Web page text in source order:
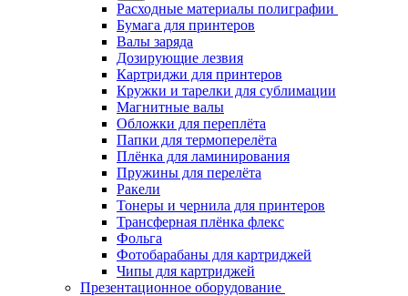
Расходные материалы полиграфии
Бумага для принтеров
Валы заряда
Дозирующие лезвия
Картриджи для принтеров
Кружки и тарелки для сублимации
Магнитные валы
Обложки для переплёта
Папки для термоперелёта
Плёнка для ламинирования
Пружины для перелёта
Ракели
Тонеры и чернила для принтеров
Трансферная плёнка флекс
Фольга
Фотобарабаны для картриджей
Чипы для картриджей
Презентационное оборудование